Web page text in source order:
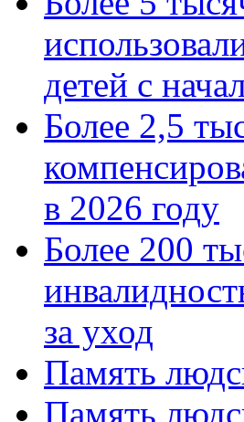
детей с
Более 2,5
в 2026 году
Более 200
за уход
Память
Память